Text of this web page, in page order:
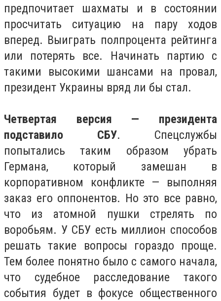
предпочитает шахматы и в состоянии
просчитать ситуацию на пару ходов
вперед. Выиграть полпроцента рейтинга
или потерять все. Начинать партию с
такими высокими шансами на провал,
президент Украины вряд ли бы стал.
Четвертая версия — президента
подставило СБУ. Спецслужбы
попытались таким образом убрать
Германа, который замешан в
корпоративном конфликте — выполняя
заказ его оппонентов. Но это все равно,
что из атомной пушки стрелять по
воробьям. У СБУ есть миллион способов
решать такие вопросы гораздо проще.
Тем более понятно было с самого начала,
что судебное расследование такого
события будет в фокусе общественного